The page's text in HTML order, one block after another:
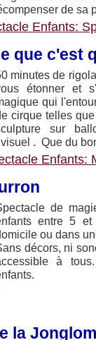
de sa
Enfants:
que c'est
minutes de
étonner et
qui
cirque telles
sur
. Que du
Enfants:
de
entre 5
ou dans
décors, ni
à
la